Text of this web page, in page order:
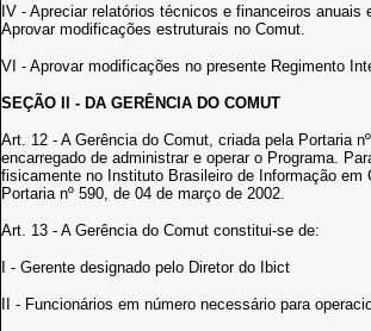
IV - Apreciar relatórios técnicos e financeiros
Aprovar modificações estruturais no Comut.
VI - Aprovar modificações no presente Regimento
SEÇÃO II - DA GERÊNCIA DO COMUT
Art. 12 - A Gerência do Comut, criada pela Portaria
encarregado de administrar e operar o Programa.
fisicamente no Instituto Brasileiro de Informação
Portaria nº 590, de 04 de março de 2002.
Art. 13 - A Gerência do Comut constitui-se de:
I - Gerente designado pelo Diretor do Ibict
II - Funcionários em número necessário para